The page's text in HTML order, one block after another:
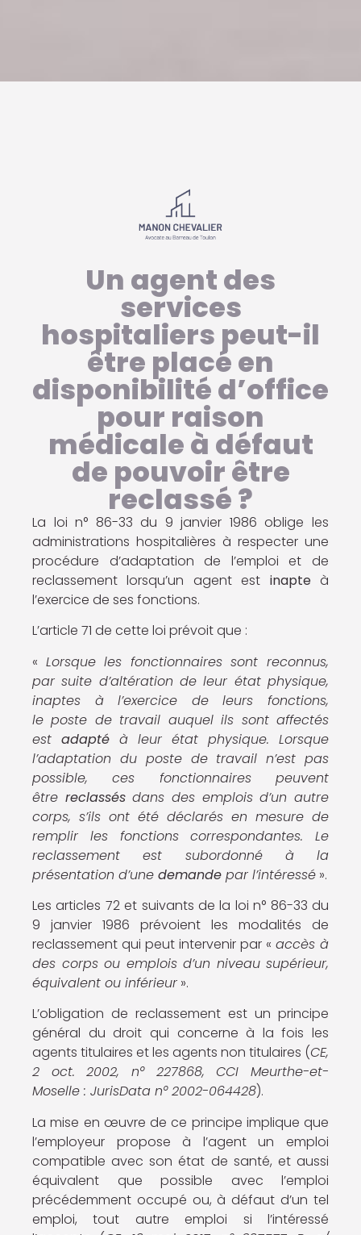
Un agent des
services
hospitaliers peut-il
être placé en
disponibilité d’office
pour raison
médicale à défaut
de pouvoir être
reclassé ?
La loi n° 86-33 du 9 janvier 1986 oblige les
administrations hospitalières à respecter une
procédure d’adaptation de l’emploi et de
reclassement lorsqu’un agent est inapteà
l’exercice de ses fonctions.
L’article 71 de cette loi prévoit que :
« Lorsque les fonctionnaires sont reconnus,
par suite d’altération de leur état physique,
inaptes à l’exercice de leurs fonctions,
le poste de travail auquel ils sont affectés
est adapté à leur état physique. Lorsque
l’adaptation du poste de travail n’est pas
possible, ces fonctionnaires peuvent
être reclassésdans des emplois d’un autre
corps, s’ils ont été déclarés en mesure de
remplir les fonctions correspondantes. Le
reclassement est subordonné à la
présentation d’une demande par l’intéressé ».
Les articles 72 et suivants de la loi n° 86-33 du
9 janvier 1986 prévoient les modalités de
reclassement qui peut intervenir par « accès à
des corps ou emplois d’un niveau supérieur,
équivalent ou inférieur ».
L’obligation de reclassement est un principe
général du droit qui concerne à la fois les
agents titulaires et les agents non titulaires (CE,
2 oct. 2002, n° 227868, CCI Meurthe-et-
Moselle : JurisData n° 2002-064428).
La mise en œuvre de ce principe implique que
l’employeur propose à l’agent un emploi
compatible avec son état de santé, et aussi
équivalent que possible avec l’emploi
précédemment occupé ou, à défaut d’un tel
emploi, tout autre emploi si l’intéressé